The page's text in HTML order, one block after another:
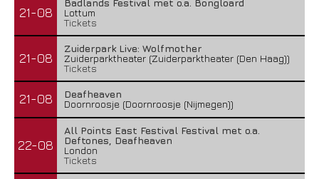
21-08
Badlands Festival met o.a. Bongloard
Lottum
Tickets
21-08
Zuiderpark Live: Wolfmother
Zuiderparktheater (Zuiderparktheater (Den Haag))
Tickets
21-08
Deafheaven
Doornroosje (Doornroosje (Nijmegen))
22-08
All Points East Festival Festival met o.a.
Deftones, Deafheaven
London
Tickets